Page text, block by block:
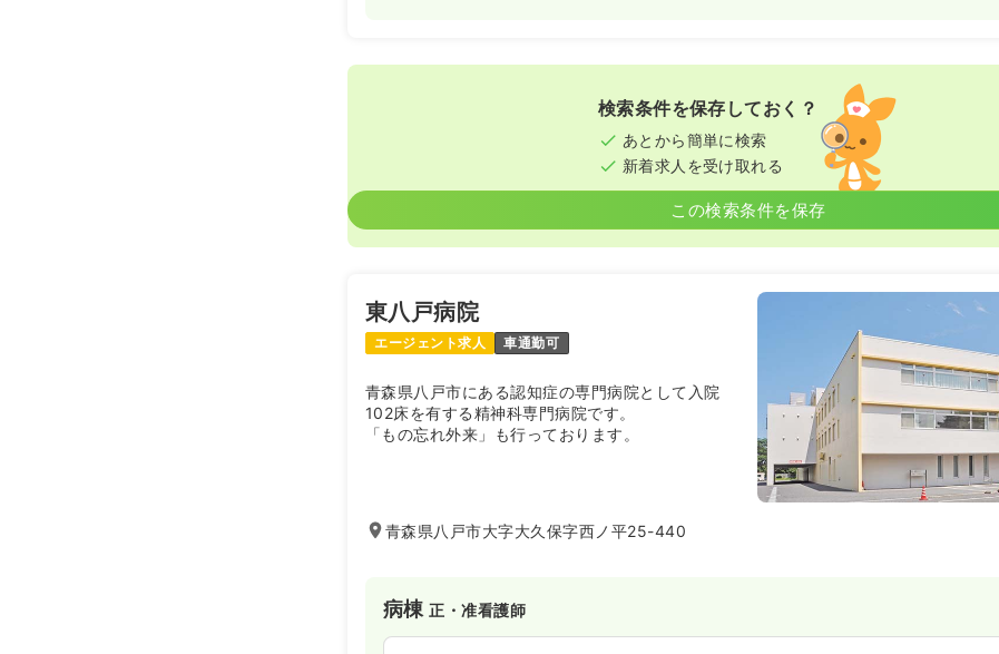
検索条件を保存しておく？
あとから簡単に検索
新着求人を受け取れる
この検索条件を保存
東八戸病院
エージェント求人 車通勤可
青森県八戸市にある認知症の専門病院として入院
102床を有する精神科専門病院です。
「もの忘れ外来」も行っております。
青森県八戸市大字大久保字西ノ平25-440
病棟正・准看護師